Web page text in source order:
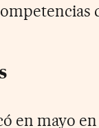
en mayo en